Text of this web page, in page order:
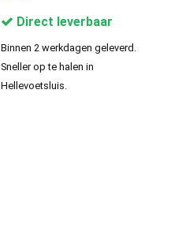
Direct leverbaar
Binnen 2 werkdagen geleverd.
Sneller op te halen in
Hellevoetsluis.